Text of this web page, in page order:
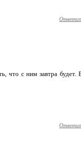
что с ним завтра будет.